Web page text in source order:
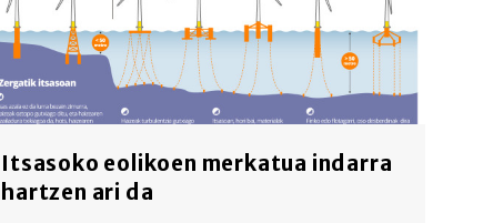
Itsasoko eolikoen merkatua indarra
hartzen ari da